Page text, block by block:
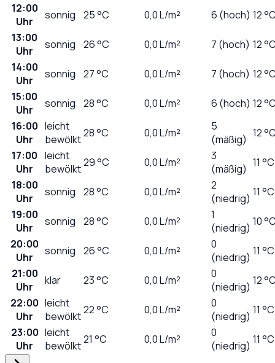
12:00
Uhr
sonnig 25°C 0,0L/m² 6 (hoch) 12
13:00
Uhr
sonnig 26°C 0,0L/m² 7 (hoch) 12
14:00
Uhr
sonnig 27°C 0,0L/m² 7 (hoch) 12
15:00
Uhr
sonnig 28°C 0,0L/m² 6 (hoch) 12
16:00
Uhr
leicht
bewölkt28°C 0,0L/m²
5
(mäßig) 12
17:00
Uhr
leicht
bewölkt29°C 0,0L/m²
3
(mäßig) 11 °C
18:00
Uhr
sonnig 28°C 0,0L/m²
2
(niedrig) 11 °C
19:00
Uhr
sonnig 28°C 0,0L/m²
1
(niedrig) 10
20:00
Uhr
sonnig 26°C 0,0L/m²
0
(niedrig) 11 °C
21:00
Uhr
klar 23°C 0,0L/m²
0
(niedrig) 12
22:00
Uhr
leicht
bewölkt22°C 0,0L/m²
0
(niedrig) 11 °C
23:00
Uhr
leicht
bewölkt21 °C 0,0L/m²
0
(niedrig) 11 °C